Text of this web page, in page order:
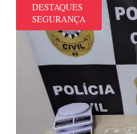
DESTAQUES
SEGURANÇA